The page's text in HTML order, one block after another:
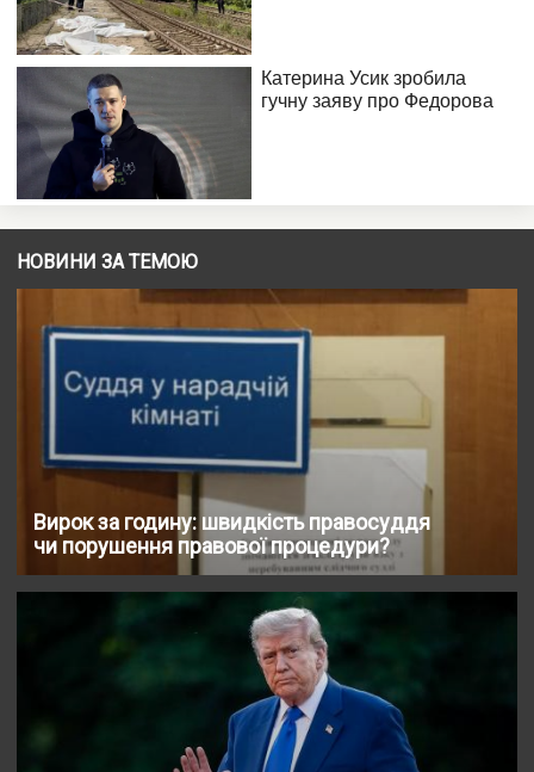
НОВИНИ ЗА ТЕМОЮ
Вирок за годину: швидкість правосуддя
чи порушення правової процедури?